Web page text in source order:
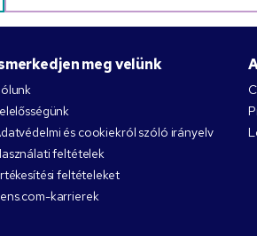
meg velünk
és cookiekról szóló irányelv
feltételek
feltételeket
karrierek